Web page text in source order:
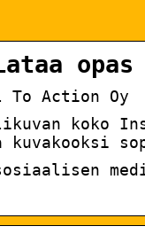
opas
To Action Oy
koko
kuvakooksi